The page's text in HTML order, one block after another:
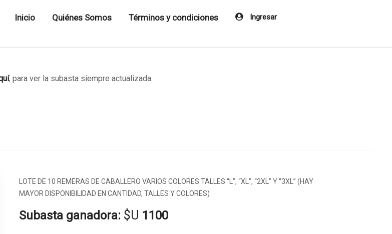
Inicio Quiénes Somos Términos y condiciones Ingresar
, para ver la subasta siempre actualizada.
LOTE DE 10 REMERAS DE CABALLERO VARIOS COLORES TALLES “L”, “XL”, “2XL” Y “3XL” (HAY
MAYOR DISPONIBILIDAD EN CANTIDAD, TALLES Y COLORES)
Subasta ganadora:$U 1100